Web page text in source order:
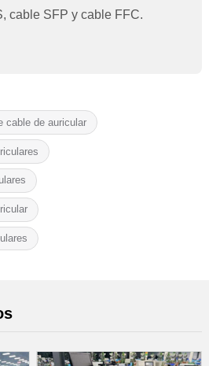
cable SFP y cable FFC.
cable de auricular